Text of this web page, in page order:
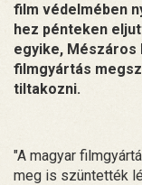
film védelmében
hez pénteken
egyike, Mészáros
filmgyártás
tiltakozni.
"A magyar
meg is szüntették